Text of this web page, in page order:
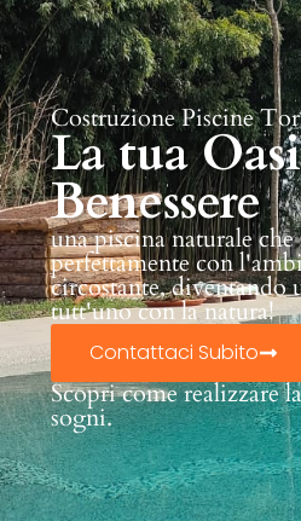
Costruzione Piscine
La tua
Benessere
una piscina naturale
perfettamente con
circostante, diventando
tutt'uno con la natura!
Contattaci Subito
Scopri come realizzare
sogni.